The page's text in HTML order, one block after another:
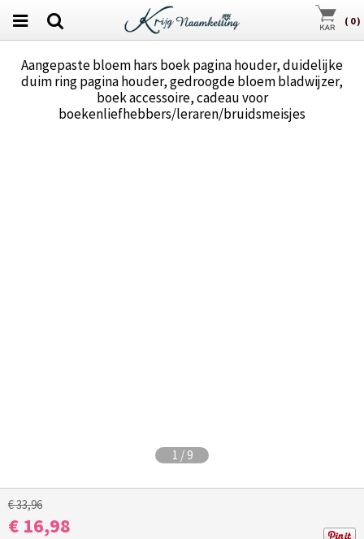
( 0)
Aangepaste bloem hars boek pagina houder, duidelijke
duim ring pagina houder, gedroogde bloem bladwijzer,
boek accessoire, cadeau voor
boekenliefhebbers/leraren/bruidsmeisjes
1 / 9
€ 33,96
€ 16,98